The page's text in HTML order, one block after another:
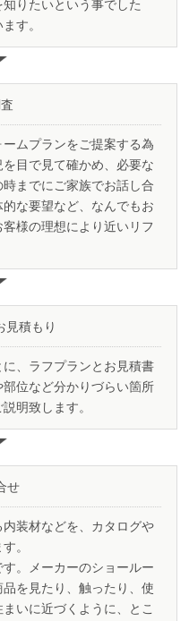
りたいという事でした
す。
ムプランをご提案する為
目で見て確かめ、 必要な
までにご家族でお話し合
な要望など、なんでもお
様の理想により近いリフ
見積もり
、ラフプランとお見積書
部位など分かりづらい箇所
明致します。
せ
装材などを、カタログや
。
。メーカーのショールー
を見たり、触ったり、使
いに近づくように、とこ